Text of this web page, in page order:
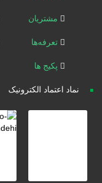
مشتریان
تعرفه‌ها
پکیج ها
نماد اعتماد الکترونیک